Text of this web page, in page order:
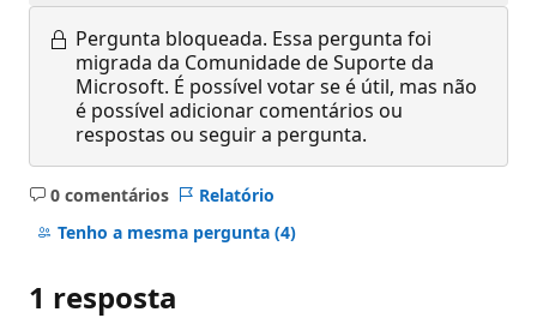
Pergunta bloqueada. Essa pergunta foi
migrada da Comunidade de Suporte da
Microsoft. É possível votar se é útil, mas não
é possível adicionar comentários ou
respostas ou seguir a pergunta.
0 comentários
Sem
comentários
Relatório
Tenho a mesma pergunta (4)
1 resposta